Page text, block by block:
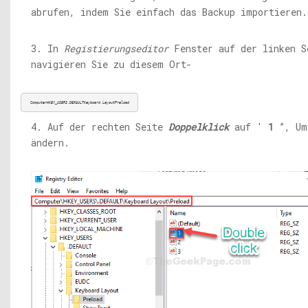
abrufen, indem Sie einfach das Backup importieren.
3. In RegistierungseditorFenster auf der linken
navigieren Sie zu diesem Ort-
ComputerHKEY_USERS.DEFAULTKeyboard LayoutPreload
4. Auf der rechten Seite Doppelklick auf ' 1
”,
ändern.